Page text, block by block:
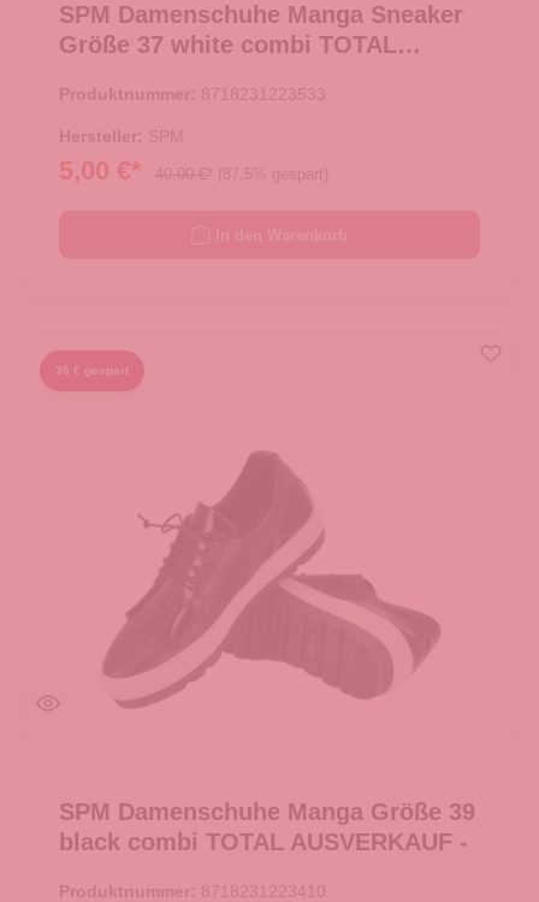
SPM Damenschuhe Manga Sneaker
Größe 37 white combi TOTAL
Produktnummer: 8718231223533
Hersteller: SPM
5,00 €* 40,00 €* (87.5% gespart)
35 € gespart
SPM Damenschuhe Manga Größe 39
black combi TOTAL AUSVERKAUF -
Produktnummer: 8718231223410